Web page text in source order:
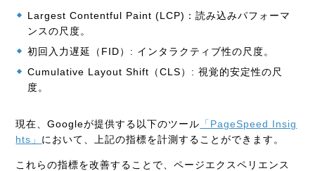
Largest Contentful Paint (LCP)：読み込みパフォーマ
ンスの尺度。
初回入力遅延（FID）: インタラクティブ性の尺度。
Cumulative Layout Shift（CLS）: 視覚的安定性の尺
度。
現在、Googleが提供する以下のツール 「PageSpeed Insig
hts」 において、上記の指標を計測することができます。
これらの指標を改善することで、ページエクスペリエンス